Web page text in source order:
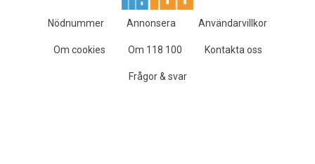
Nödnummer Annonsera Användarvillkor
Om cookies Om 118 100 Kontakta oss
Frågor & svar